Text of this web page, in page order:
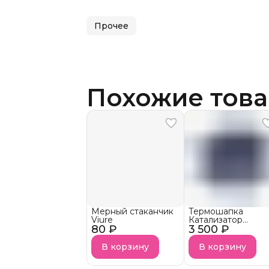
Прочее
Похожие
80 ₽
Мерный стаканчик
Viure
В корзину
3 500 ₽
Термошапка
Катализатор
Prodiva
В корзину